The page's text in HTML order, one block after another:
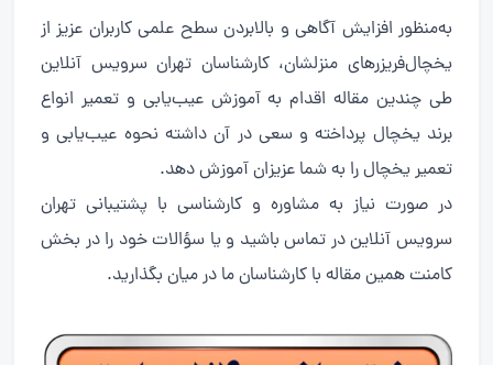
به‌منظور افزایش آگاهی و بالابردن سطح علمی کاربران عزیز از
یخچال‌فریزرهای منزلشان، کارشناسان تهران سرویس آنلاین
طی چندین مقاله اقدام به آموزش عیب‌یابی و تعمیر انواع
برند یخچال پرداخته و سعی در آن داشته نحوه عیب‌یابی و
تعمیر یخچال را به شما عزیزان آموزش دهد.
در صورت نیاز به مشاوره و کارشناسی با پشتیبانی تهران
سرویس آنلاین در تماس باشید و یا سؤالات خود را در بخش
کامنت همین مقاله با کارشناسان ما در میان بگذارید.